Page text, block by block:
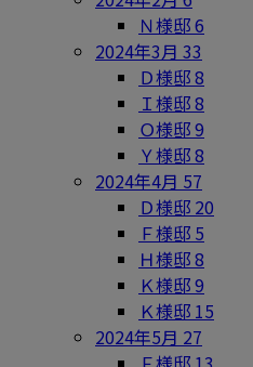
Ｎ様邸6
2024年3月 33
Ｄ様邸8
Ｉ様邸8
Ｏ様邸9
Ｙ様邸8
2024年4月 57
Ｄ様邸 20
Ｆ様邸 5
Ｈ様邸8
Ｋ様邸9
Ｋ様邸 15
2024年5月 27